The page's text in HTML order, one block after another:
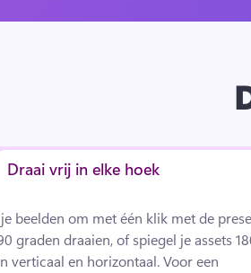
Draai vrij in elke hoek
beelden om met één klik met de
graden draaien, of spiegel je assets
verticaal en horizontaal. Voor een